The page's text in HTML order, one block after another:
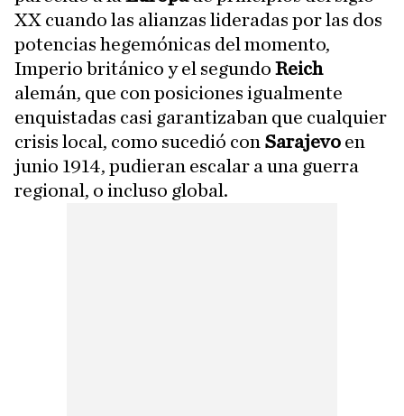
XX cuando las alianzas lideradas por las dos
potencias hegemónicas del momento,
Imperio británico y el segundo Reich
alemán, que con posiciones igualmente
enquistadas casi garantizaban que cualquier
crisis local, como sucedió con Sarajevo en
junio 1914, pudieran escalar a una guerra
regional, o incluso global.